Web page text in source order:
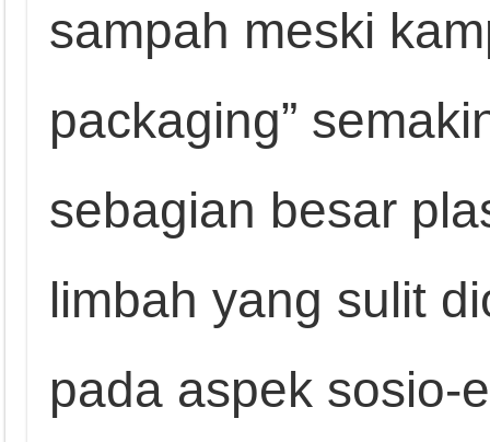
sampah meski
packaging”
sebagian besar
limbah yang sulit
pada aspek sosio-